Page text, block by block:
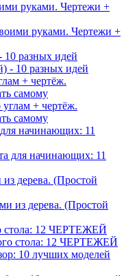
руками. Чертежи +
разных идей
+ чертёж.
самому
начинающих: 11
дерева. (Простой
стола: 12 ЧЕРТЕЖЕЙ
10 лучших моделей